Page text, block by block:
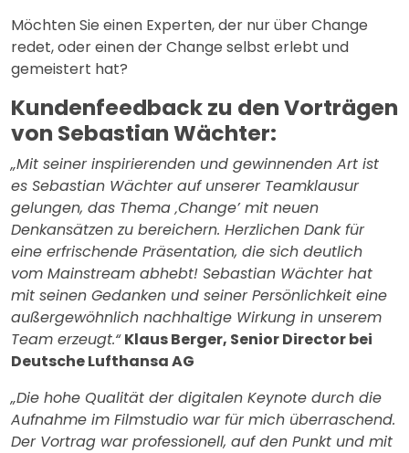
Möchten Sie einen Experten, der nur über Change
redet, oder einen der Change selbst erlebt und
gemeistert hat?
Kundenfeedback zu den Vorträgen
von Sebastian Wächter:
„Mit seiner inspirierenden und gewinnenden Art ist
es Sebastian Wächter auf unserer Teamklausur
gelungen, das Thema ‚Change’ mit neuen
Denkansätzen zu bereichern. Herzlichen Dank für
eine erfrischende Präsentation, die sich deutlich
vom Mainstream abhebt! Sebastian Wächter hat
mit seinen Gedanken und seiner Persönlichkeit eine
außergewöhnlich nachhaltige Wirkung in unserem
Team erzeugt.“ Klaus Berger, Senior Director bei
Deutsche Lufthansa AG
„Die hohe Qualität der digitalen Keynote durch die
Aufnahme im Filmstudio war für mich überraschend.
Der Vortrag war professionell, auf den Punkt und mit